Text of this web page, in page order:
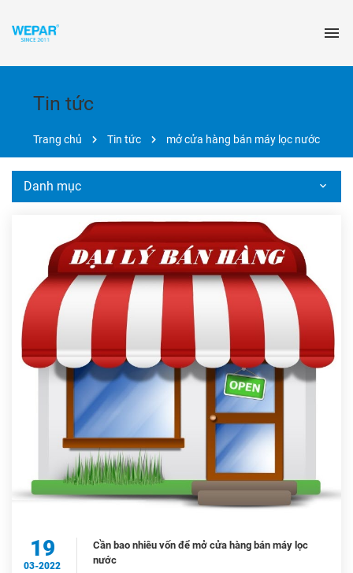
Tin tức
Trang chủ Tin tức mở cửa hàng bán máy lọc nước
Danh mục
19
03-2022
Cần bao nhiêu vốn để mở cửa hàng bán máy lọc
nước